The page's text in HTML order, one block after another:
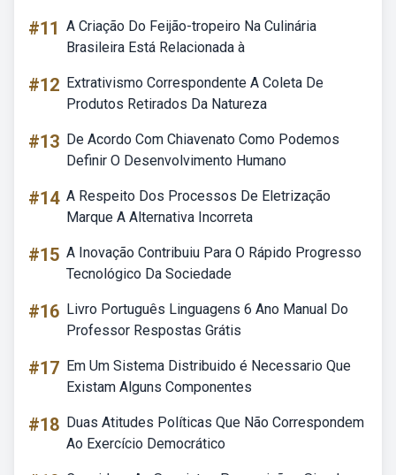
#11 A Criação Do Feijão-tropeiro Na Culinária
Brasileira Está Relacionada à
#12 Extrativismo Correspondente A Coleta De
Produtos Retirados Da Natureza
#13 De Acordo Com Chiavenato Como Podemos
Definir O Desenvolvimento Humano
#14 A Respeito Dos Processos De Eletrização
Marque A Alternativa Incorreta
#15 A Inovação Contribuiu Para O Rápido Progresso
Tecnológico Da Sociedade
#16 Livro Português Linguagens 6 Ano Manual Do
Professor Respostas Grátis
#17 Em Um Sistema Distribuido é Necessario Que
Existam Alguns Componentes
#18 Duas Atitudes Políticas Que Não Correspondem
Ao Exercício Democrático